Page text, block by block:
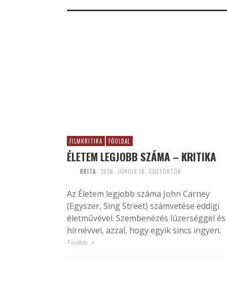
FILMKRITIKA FŐOLDAL
ÉLETEM LEGJOBB SZÁMA – KRITIKA
BRITA 2026. JÚNIUS 18. CSÜTÖRTÖK
Az Életem legjobb száma John Carney
(Egyszer, Sing Street) számvetése eddigi
életművével. Szembenézés lúzerséggel és
hírnévvel, azzal, hogy egyik sincs ingyen.
Tovább